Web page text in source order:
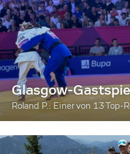
Glasgow-
Roland P.: Einer von 13 Top-